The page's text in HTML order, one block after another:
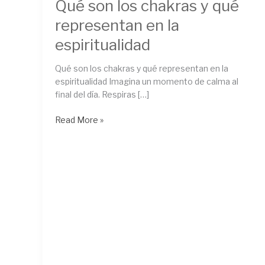
Qué son los chakras y qué
representan en la
espiritualidad
Qué son los chakras y qué representan en la
espiritualidad Imagina un momento de calma al
final del día. Respiras […]
Read More »